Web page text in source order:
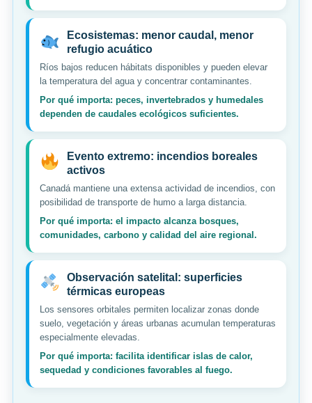
Ecosistemas: menor caudal, menor
refugio acuático
Ríos bajos reducen hábitats disponibles y pueden elevar
la temperatura del agua y concentrar contaminantes.
Por qué importa: peces, invertebrados y humedales
dependen de caudales ecológicos suficientes.
Evento extremo: incendios boreales
activos
Canadá mantiene una extensa actividad de incendios, con
posibilidad de transporte de humo a larga distancia.
Por qué importa: el impacto alcanza bosques,
comunidades, carbono y calidad del aire regional.
Observación satelital: superficies
térmicas europeas
Los sensores orbitales permiten localizar zonas donde
suelo, vegetación y áreas urbanas acumulan temperaturas
especialmente elevadas.
Por qué importa: facilita identificar islas de calor,
sequedad y condiciones favorables al fuego.